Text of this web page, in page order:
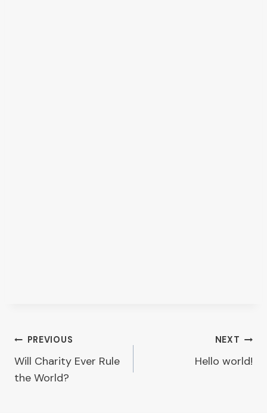
Post
navigation
PREVIOUS
Will Charity Ever Rule
the World?
NEXT
Hello world!